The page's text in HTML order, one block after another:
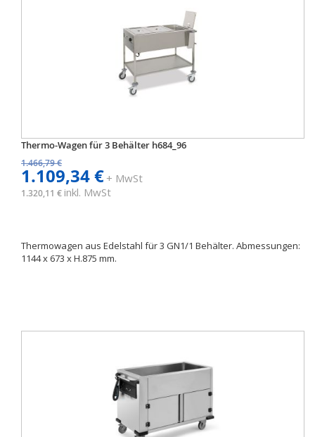
Thermo-Wagen für 3 Behälter h684_96
1.466,79 €
1.109,34 €+ MwSt
1.320,11 € inkl. MwSt
Thermowagen aus Edelstahl für 3 GN1/1 Behälter. Abmessungen:
1144 x 673 x H.875 mm.